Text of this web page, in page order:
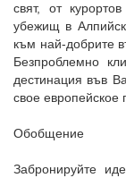
свят, от
убежищ в
към най-добрите
Безпроблемно
дестинация във
свое европейское
Обобщение
Забронируйте